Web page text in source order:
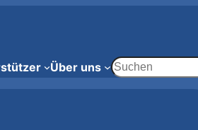
Über uns Suchen